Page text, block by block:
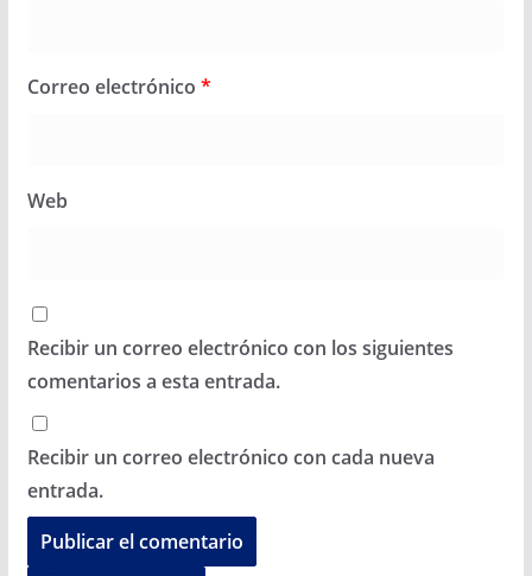
Correo electrónico *
Web
Recibir un correo electrónico con los siguientes
comentarios a esta entrada.
Recibir un correo electrónico con cada nueva
entrada.